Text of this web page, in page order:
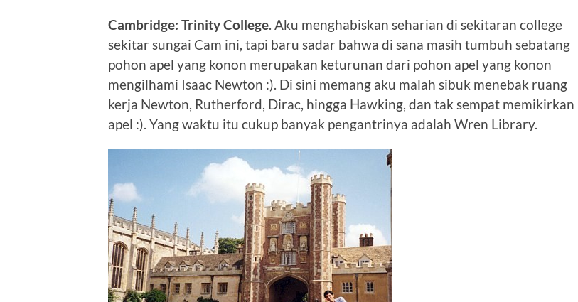
Cambridge: Trinity College. Aku menghabiskan seharian di sekitaran college
sekitar sungai Cam ini, tapi baru sadar bahwa di sana masih tumbuh sebatang
pohon apel yang konon merupakan keturunan dari pohon apel yang konon
mengilhami Isaac Newton :). Di sini memang aku malah sibuk menebak ruang
kerja Newton, Rutherford, Dirac, hingga Hawking, dan tak sempat memikirkan
apel :). Yang waktu itu cukup banyak pengantrinya adalah Wren Library.